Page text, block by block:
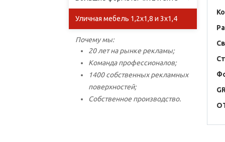
Уличная мебель 1,2х1,8 и 3х1,4
Почему мы:
20 лет на рынке рекламы;
Команда профессионалов;
1400 собственных рекламных
поверхностей;
Собственное производство.